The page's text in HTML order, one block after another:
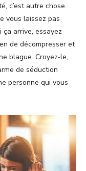
c’est autre chose.
vous laissez pas
arrive, essayez
de décompresser et
blague. Croyez-le,
de séduction
personne qui vous